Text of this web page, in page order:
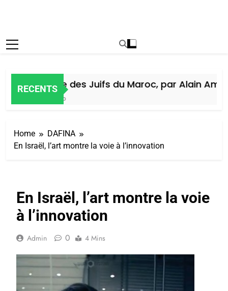
RECENTS
Histoire des Juifs du Maroc, par Alain Amiel
Home
DAFINA
En Israël, l’art montre la voie à l’innovation
En Israël, l’art montre la voie
à l’innovation
Admin 0 4 Mins